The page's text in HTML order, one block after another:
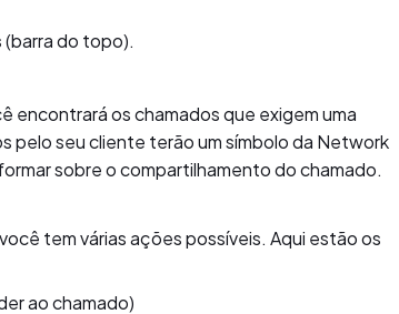
(barra do topo).
encontrará os chamados que exigem uma
pelo seu cliente terão um símbolo da Network
sobre o compartilhamento do chamado.
tem várias ações possíveis. Aqui estão os
ao chamado)